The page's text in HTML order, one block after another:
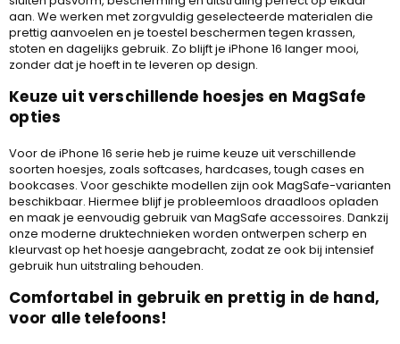
aan. We werken met zorgvuldig geselecteerde materialen die
prettig aanvoelen en je toestel beschermen tegen krassen,
stoten en dagelijks gebruik. Zo blijft je iPhone 16 langer mooi,
zonder dat je hoeft in te leveren op design.
Keuze uit verschillende hoesjes en MagSafe
opties
Voor de iPhone 16 serie heb je ruime keuze uit verschillende
soorten hoesjes, zoals softcases, hardcases, tough cases en
bookcases. Voor geschikte modellen zijn ook MagSafe-varianten
beschikbaar. Hiermee blijf je probleemloos draadloos opladen
en maak je eenvoudig gebruik van MagSafe accessoires. Dankzij
onze moderne druktechnieken worden ontwerpen scherp en
kleurvast op het hoesje aangebracht, zodat ze ook bij intensief
gebruik hun uitstraling behouden.
Comfortabel in gebruik en prettig in de hand,
voor alle telefoons!